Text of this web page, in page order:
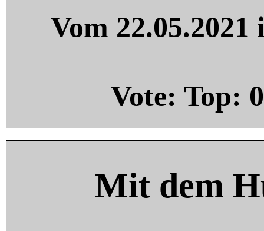
Vom
Vote: Top: 0
Mit dem